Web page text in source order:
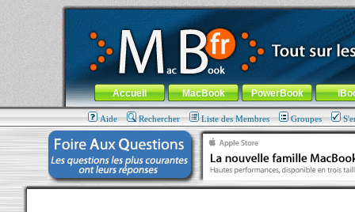
MacBook-fr.com : 100% Apple... 100% nomade !
Aller au contenu-Aller au menu général-Aller au menu de
Menu général
Accueil MacBook PowerBook
Aide Rechercher Liste des Membres Groupes